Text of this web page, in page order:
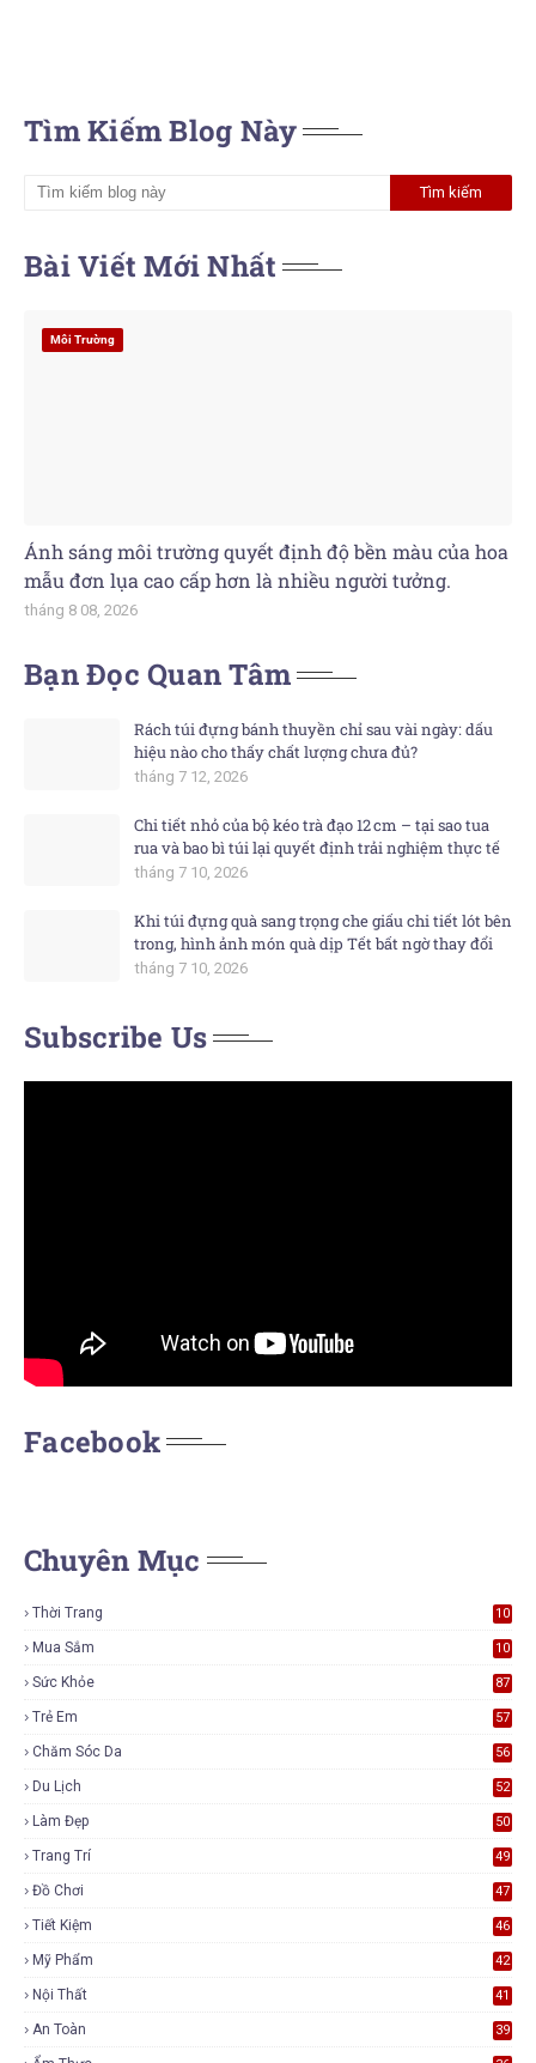
Tìm Kiếm Blog Này
Bài Viết Mới Nhất
Môi Trường
Ánh sáng môi trường quyết định độ bền màu của hoa
mẫu đơn lụa cao cấp hơn là nhiều người tưởng.
tháng 8 08, 2026
Bạn Đọc Quan Tâm
Rách túi đựng bánh thuyền chỉ sau vài ngày: dấu
hiệu nào cho thấy chất lượng chưa đủ?
tháng 7 12, 2026
Chi tiết nhỏ của bộ kéo trà đạo 12 cm – tại sao tua
rua và bao bì túi lại quyết định trải nghiệm thực tế
tháng 7 10, 2026
Khi túi đựng quà sang trọng che giấu chi tiết lót bên
trong, hình ảnh món quà dịp Tết bất ngờ thay đổi
tháng 7 10, 2026
Subscribe Us
Facebook
Chuyên Mục
Thời Trang
10
Mua Sắm
10
Sức Khỏe 87
Trẻ Em 57
Chăm Sóc Da 56
Du Lịch 52
Làm Đẹp 50
Trang Trí 49
Đồ Chơi 47
Tiết Kiệm 46
Mỹ Phẩm 42
Nội Thất 41
An Toàn 39